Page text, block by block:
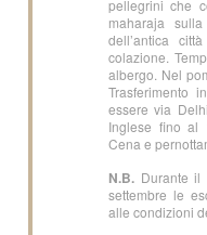
pellegrini che
maharaja
dell’antica
colazione.
albergo. Nel
Trasferimento
essere via
Inglese fino al
Cena e
N.B. Durante
settembre le
alle condizioni